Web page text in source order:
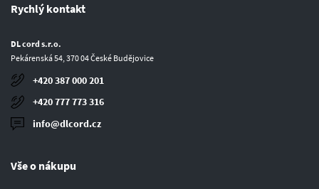
Rychlý kontakt
DL cord s.r.o.
Pekárenská 54, 370 04 České Budějovice
+420 387 000 201
+420 777 773 316
info@dlcord.cz
Vše o nákupu